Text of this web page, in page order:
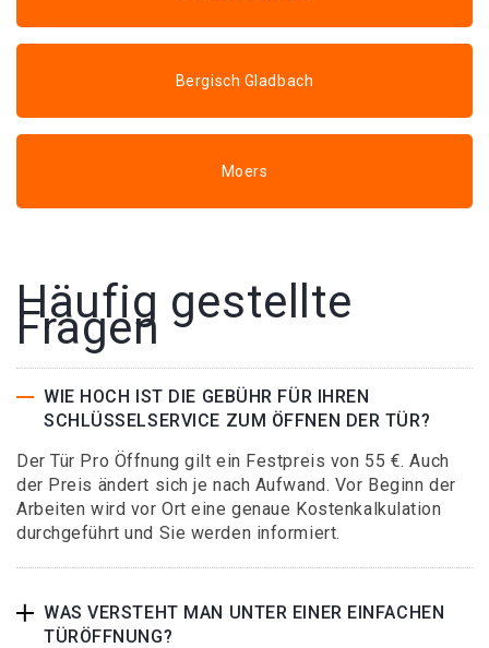
Bergisch Gladbach
Moers
Häufig gestellte
Fragen
WIE HOCH IST DIE GEBÜHR FÜR IHREN
SCHLÜSSELSERVICE ZUM ÖFFNEN DER TÜR?
Der Tür Pro Öffnung gilt ein Festpreis von 55 €. Auch
der Preis ändert sich je nach Aufwand. Vor Beginn der
Arbeiten wird vor Ort eine genaue Kostenkalkulation
durchgeführt und Sie werden informiert.
WAS VERSTEHT MAN UNTER EINER EINFACHEN
TÜRÖFFNUNG?